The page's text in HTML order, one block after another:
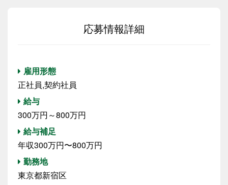
応募情報詳細
雇用形態
正社員,契約社員
給与
300万円～800万円
給与補足
年収300万円〜800万円
勤務地
東京都新宿区